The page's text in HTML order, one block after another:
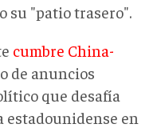
su "patio trasero".
cumbre China-
de anuncios
que desafía
estadounidense en